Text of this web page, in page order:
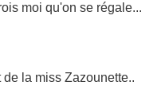
moi qu'on se régale...
la miss Zazounette..